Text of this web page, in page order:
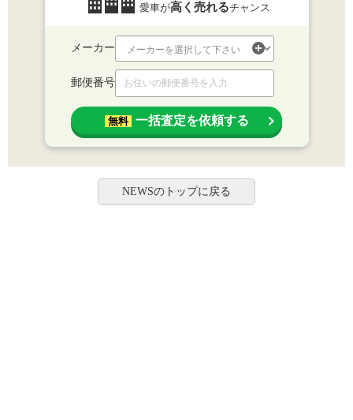
愛車が高く売れるチャンス
メーカー
郵便番号
無料 一括査定を依頼する
NEWSのトップに戻る